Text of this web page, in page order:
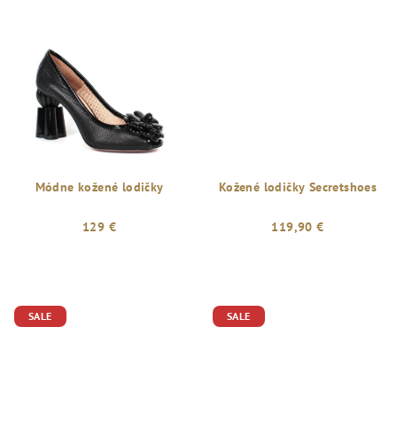
Módne kožené lodičky
129 €
Kožené lodičky Secretshoes
119,90 €
SALE SALE